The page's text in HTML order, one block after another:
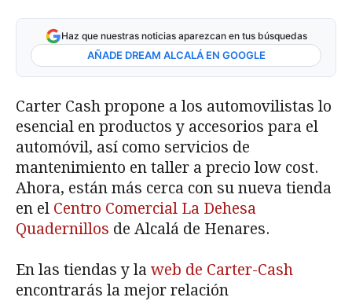
Haz que nuestras noticias aparezcan en tus búsquedas
AÑADE DREAM ALCALÁ EN GOOGLE
Carter Cash propone a los automovilistas lo
esencial en productos y accesorios para el
automóvil, así como servicios de
mantenimiento en taller a precio low cost.
Ahora, están más cerca con su nueva tienda
en el Centro Comercial La Dehesa
Quadernillos de Alcalá de Henares.
En las tiendas y la web de Carter-Cash
encontrarás la mejor relación